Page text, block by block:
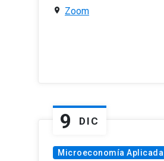
Zoom
9 DIC
Microeconomía Aplicada